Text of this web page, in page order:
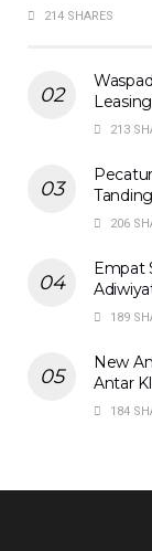
214 SHARES
213
206
Empat
189
New
Antar
184